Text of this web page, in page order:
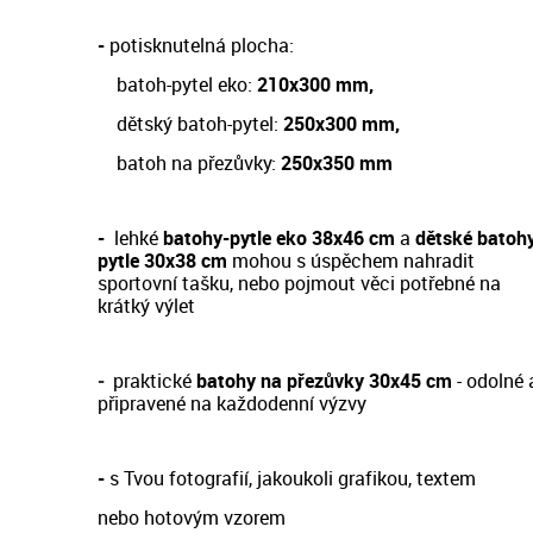
- potisknutelná plocha:
batoh-pytel eko: 210x300 mm,
dětský batoh-pytel: 250x300 mm,
batoh na přezůvky: 250x350 mm
- lehkébatohy-pytle eko 38x46 cm a dětské
pytle 30x38 cm mohou s úspěchem nahradit
sportovní tašku, nebo pojmout věci potřebné na
krátký výlet
- praktickébatohy na přezůvky 30x45 cm - odolné
připravené na každodenní výzvy
- s Tvou fotografií, jakoukoli grafikou, textem
nebo hotovým vzorem